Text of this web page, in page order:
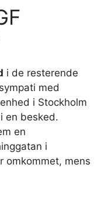
i de resterende
med
i Stockholm
en besked.
en
i
omkommet, mens